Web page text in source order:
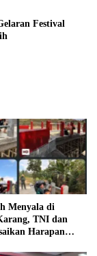
Festival
Menyala di
TNI dan
Harapan